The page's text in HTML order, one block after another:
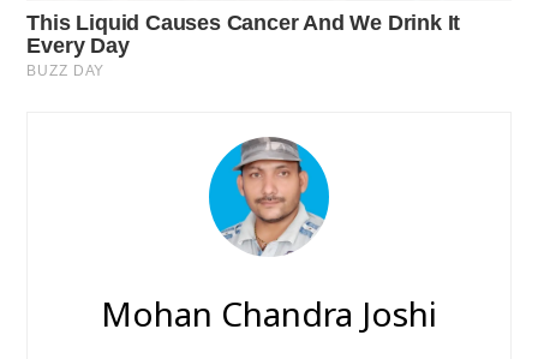
Mohan Chandra Joshi